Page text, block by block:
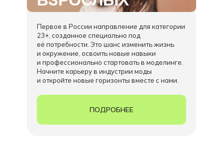
Первое в России направление для категории
23+, созданное специально под
её потребности. Это шанс изменить жизнь
и окружение, освоить новые навыки
и профессионально стартовать в моделинге.
Начните карьеру в индустрии моды
и откройте новые горизонты вместе с нами.
ПОДРОБНЕЕ